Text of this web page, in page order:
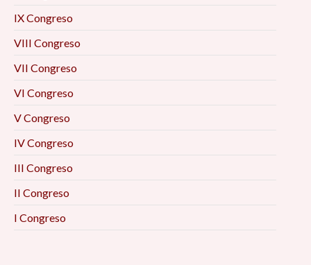
IX Congreso
VIII Congreso
VII Congreso
VI Congreso
V Congreso
IV Congreso
III Congreso
II Congreso
I Congreso